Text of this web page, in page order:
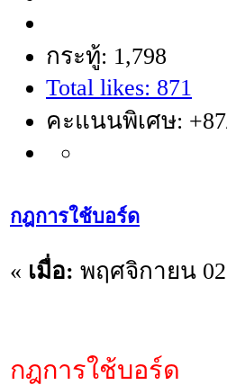
กระทู้: 1,798
Total likes: 871
คะแนนพิเศษ:
กฎการใช้บอร์ด
« เมื่อ: พฤศจิกายน
กฎการใช้บอร์ด